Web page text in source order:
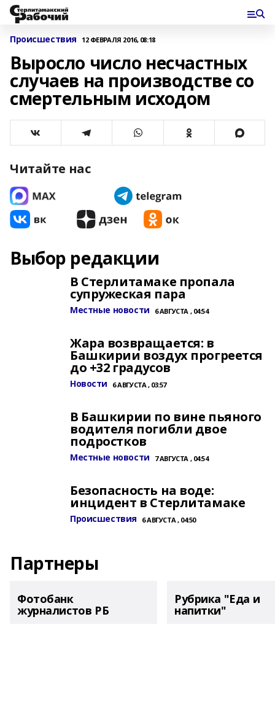
Происшествия 12 ФЕВРАЛЯ 2016, 08:18
Выросло число несчастных
случаев на производстве со
смертельным исходом
Читайте нас
Выбор редакции
В Стерлитамаке пропала
супружеская пара
Местные новости 6 АВГУСТА , 04:54
Жара возвращается: в
Башкирии воздух прогреется
до +32 градусов
Новости 6 АВГУСТА , 03:57
В Башкирии по вине пьяного
водителя погибли двое
подростков
Местные новости 7 АВГУСТА , 04:54
Безопасность на воде:
инцидент в Стерлитамаке
Происшествия 6 АВГУСТА , 04:50
Партнеры
Фотобанк
журналистов РБ
Рубрика "Еда и
напитки"